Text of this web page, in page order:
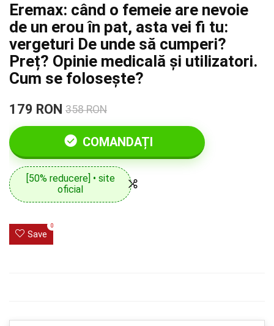
Eremax: când o femeie are nevoie
de un erou în pat, asta vei fi tu:
vergeturi De unde să cumperi?
Preț? Opinie medicală și utilizatori.
Cum se folosește?
179 RON 358 RON
COMANDAȚI
[50% reducere] • site
oficial
Save
0